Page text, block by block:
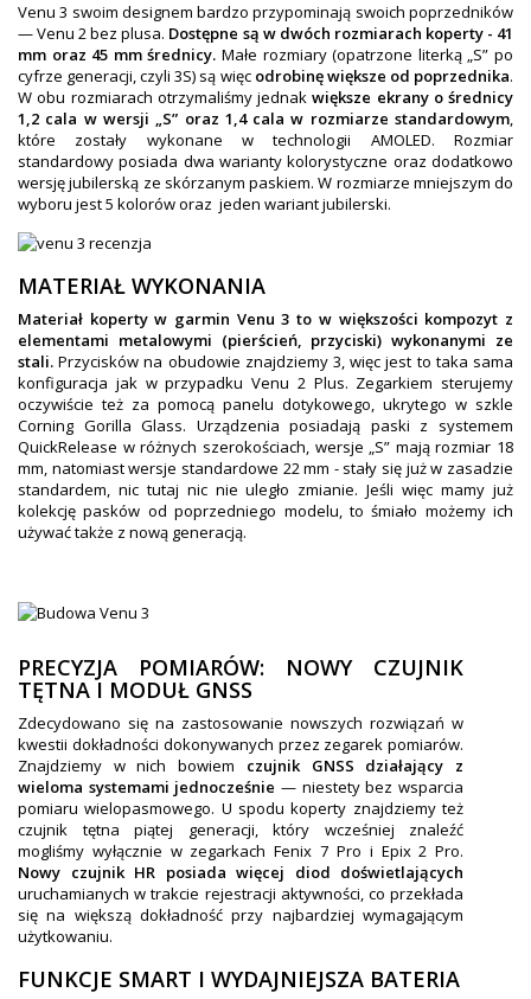
Venu 3 swoim designem bardzo przypominają swoich poprzedników
— Venu 2 bez plusa. Dostępne są w dwóch rozmiarach koperty - 41
mm oraz 45 mm średnicy. Małe rozmiary (opatrzone literką „S” po
cyfrze generacji, czyli 3S) są więc odrobinę większe od poprzednika.
W obu rozmiarach otrzymaliśmy jednakwiększe ekrany o średnicy
1,2 cala w wersji „S” oraz 1,4 cala w rozmiarze standardowym,
które zostały wykonane w technologii AMOLED. Rozmiar
standardowy posiada dwa warianty kolorystyczne oraz dodatkowo
wersję jubilerską ze skórzanym paskiem. W rozmiarze mniejszym do
wyboru jest 5 kolorów oraz jeden wariant jubilerski.
MATERIAŁ WYKONANIA
Materiał koperty w garmin Venu 3 to w większości kompozyt z
elementami metalowymi (pierścień, przyciski) wykonanymi ze
stali. Przycisków na obudowie znajdziemy 3, więc jest to taka sama
konfiguracja jak w przypadku Venu 2 Plus. Zegarkiem sterujemy
oczywiście też za pomocą panelu dotykowego, ukrytego w szkle
Corning Gorilla Glass. Urządzenia posiadają paski z systemem
QuickRelease w różnych szerokościach, wersje „S” mają rozmiar 18
mm, natomiast wersje standardowe 22 mm - stały się już w zasadzie
standardem, nic tutaj nic nie uległo zmianie. Jeśli więc mamy już
kolekcję pasków od poprzedniego modelu, to śmiało możemy ich
używać także z nową generacją.
PRECYZJA POMIARÓW: NOWY CZUJNIK
TĘTNA I MODUŁ GNSS
Zdecydowano się na zastosowanie nowszych rozwiązań w
kwestii dokładności dokonywanych przez zegarek pomiarów.
Znajdziemy w nich bowiem czujnik GNSS
działający z
wieloma systemami jednocześnie — niestety bez wsparcia
pomiaru wielopasmowego. U spodu koperty znajdziemy też
czujnik tętna piątej generacji, który wcześniej znaleźć
mogliśmy wyłącznie w zegarkach Fenix 7 Pro i Epix 2 Pro.
Nowy czujnik HR posiada więcej diod doświetlających
uruchamianych w trakcie rejestracji aktywności, co przekłada
się na większą dokładność przy najbardziej wymagającym
użytkowaniu.
FUNKCJE SMART I WYDAJNIEJSZA BATERIA